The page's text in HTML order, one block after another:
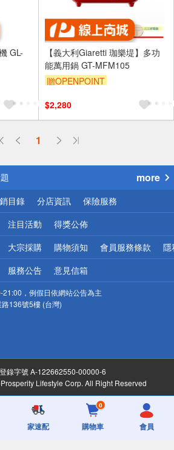
GL-
【義大利Giaretti 珈樂堤】多功
能萬用鍋 GT-MFM105
贈OPENPOINT
$2,280
1
配送
配送
！請小心！
more
目錄 分店資訊 保險服務
注目活動 得獎公佈
大宗採購 購物須知 會員服務條款 隱
服務公告 意見信箱
，例假日依網站公告為主
136號5樓 (台灣)
錄字號 A-122662550-00000-6
Lifestyle Corp. All Right Reserved
家速配
0
購物車 會員